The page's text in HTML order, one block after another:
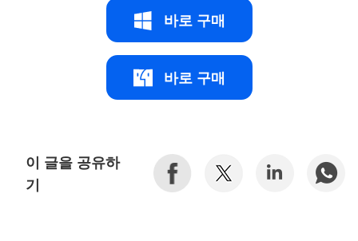
바로 구매
바로 구매
이 글을 공유하
기